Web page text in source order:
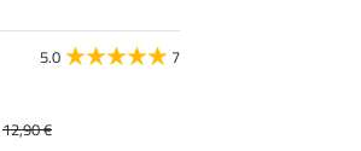
5.0 7
12,90 €